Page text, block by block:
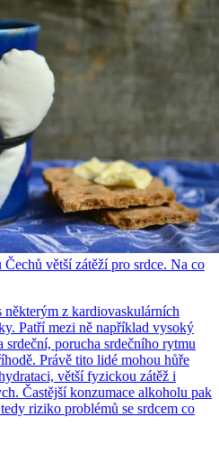
větší zátěží pro srdce. Na co
z kardiovaskulárních
Patří mezi ně například vysoký
porucha srdečního rytmu
Právě tito lidé mohou hůře
větší fyzickou zátěž i
Častější konzumace alkoholu pak
riziko problémů se srdcem co